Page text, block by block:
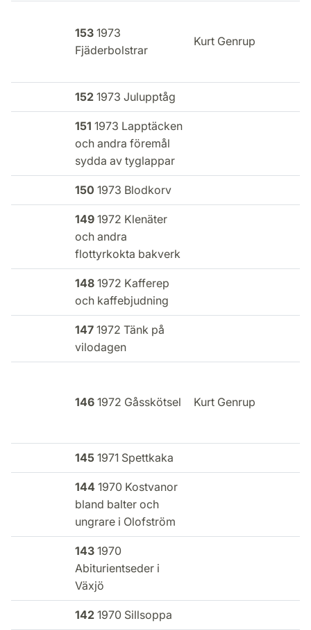
153 1973
Fjäderbolstrar
Kurt Genrup
152 1973 Julupptåg
151 1973 Lapptäcken
och andra föremål
sydda av tyglappar
150 1973 Blodkorv
149 1972 Klenäter
och andra
flottyrkokta bakverk
148 1972 Kafferep
och kaffebjudning
147 1972 Tänk på
vilodagen
146 1972 Gåsskötsel Kurt Genrup
145 1971 Spettkaka
144 1970 Kostvanor
bland balter och
ungrare i Olofström
143 1970
Abiturientseder i
Växjö
142 1970 Sillsoppa